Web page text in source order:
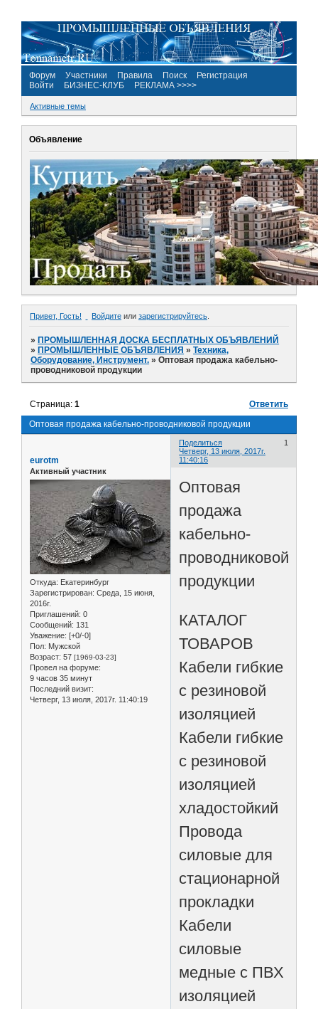
Форум Участники Правила Поиск
Регистрация
Войти
БИЗНЕС-КЛУБ РЕКЛАМА >>>>
Активные темы
Объявление
Привет, Гость! Войдите или зарегистрируйтесь
»ПРОМЫШЛЕННАЯ ДОСКА БЕСПЛАТНЫХ ОБЪЯВЛЕНИЙ
»ПРОМЫШЛЕННЫЕ ОБЪЯВЛЕНИЯ »Техника,
Оборудование, Инструмент. »Оптовая продажа кабельно-
проводниковой продукции
Оптовая продажа кабельно-проводниковой продукции
Страница:1 Ответить
Поделиться
1
Четверг, 13 июля, 2017г.
11:40:16
eurotm
Активный участник
Откуда: Екатеринбург
Зарегистрирован: Среда, 15 июня,
2016г.
Приглашений: 0
Сообщений: 131
Уважение: [+0/-0]
Пол: Мужской
Возраст: 57 [1969-03-23]
Провел на форуме:
9 часов 35 минут
Последний визит:
Четверг, 13 июля, 2017г. 11:40:19
Оптовая
продажа
кабельно-
проводниковой
продукции
КАТАЛОГ
ТОВАРОВ
Кабели гибкие
с резиновой
изоляцией
Кабели гибкие
с резиновой
изоляцией
хладостойкий
Провода
силовые для
стационарной
прокладки
Кабели
силовые
медные с ПВХ
изоляцией